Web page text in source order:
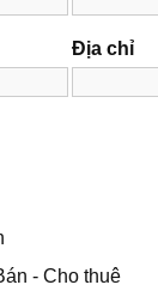
Địa chỉ
- Cho thuê